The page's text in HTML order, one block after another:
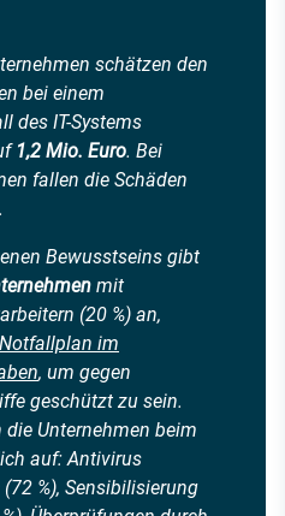
schätzen den
bei einem
des IT-Systems
1,2 Mio. Euro. Bei
fallen die Schäden
Bewusstseins gibt
mit
(20 %) an,
im
, um gegen
geschützt zu sein.
Unternehmen beim
auf: Antivirus
%), Sensibilisierung